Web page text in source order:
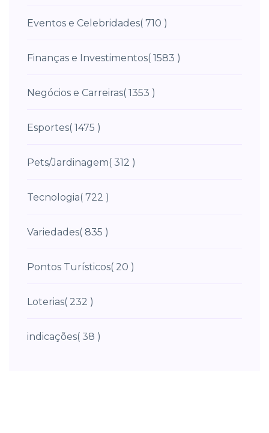
Eventos e Celebridades( 710 )
Finanças e Investimentos( 1583 )
Negócios e Carreiras( 1353 )
Esportes( 1475 )
Pets/Jardinagem( 312 )
Tecnologia( 722 )
Variedades( 835 )
Pontos Turísticos( 20 )
Loterias( 232 )
indicações( 38 )